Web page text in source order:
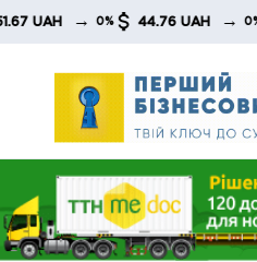
Skip
→ 0% 44.76 UAH → 0%